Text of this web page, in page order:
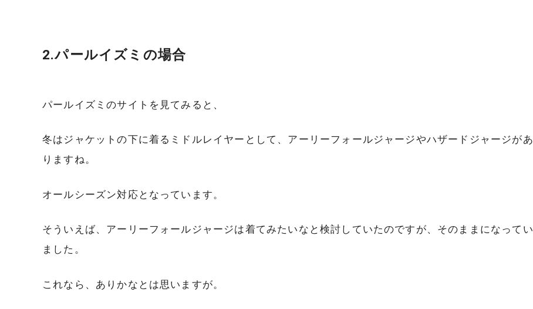
2.パールイズミの場合
パールイズミのサイトを見てみると、
冬はジャケットの下に着るミドルレイヤーとして、アーリーフォールジャージやハザードジャージがあ
りますね。
オールシーズン対応となっています。
そういえば、アーリーフォールジャージは着てみたいなと検討していたのですが、そのままになってい
ました。
これなら、ありかなとは思いますが。